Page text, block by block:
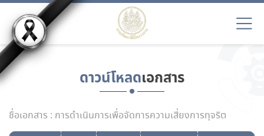
ดาวน์โหลดเอกสาร
ชื่อเอกสาร : การดำเนินการเพื่อจัดการความเสี่ยงการทุจริต